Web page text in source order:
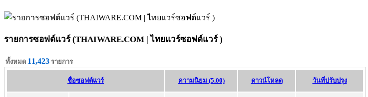
รายการซอฟต์แวร์ (THAIWARE.COM | ไทยแวร์ซอฟต์แวร์ )
ทั้งหมด 11,423 รายการ
ชื่อซอฟต์แวร์ ความนิยม (5.00) ดาวน์โหลด วันที่ปรับปรุง